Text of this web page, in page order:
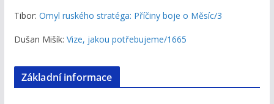
Tibor: Omyl ruského stratéga: Příčiny boje o Měsíc/3
Dušan Mišík: Vize, jakou potřebujeme/1665
Základní informace